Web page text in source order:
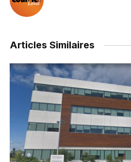
Articles Similaires